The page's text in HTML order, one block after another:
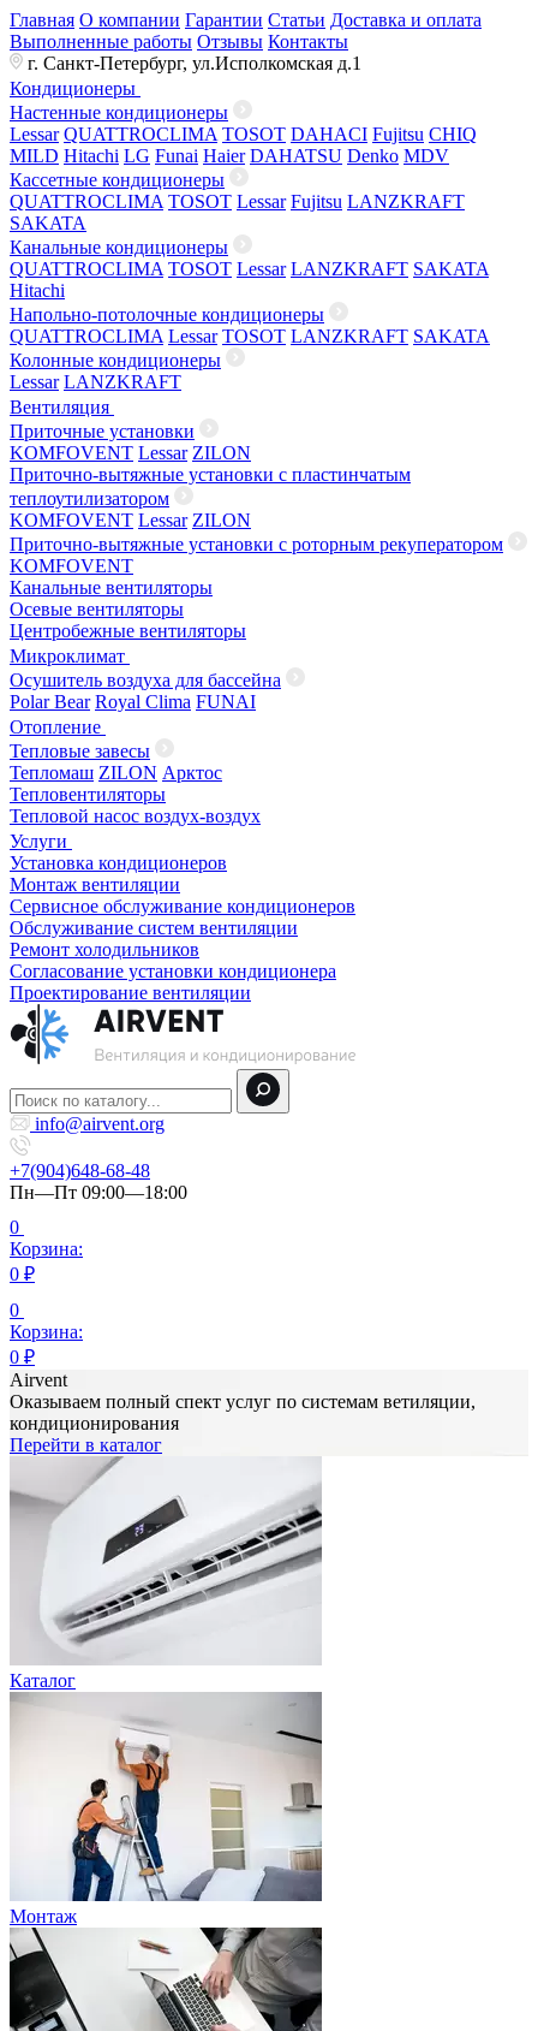
Главная О компании Гарантии Статьи Доставка и оплата
Выполненные работы Отзывы Контакты
г. Санкт-Петербург, ул.Исполкомская д.1
Кондиционеры
Настенные кондиционеры
Lessar QUATTROCLIMA TOSOT DAHACI Fujitsu CHIQ
MILD Hitachi LG Funai Haier DAHATSU Denko MDV
Кассетные кондиционеры
QUATTROCLIMA TOSOT Lessar Fujitsu LANZKRAFT
SAKATA
Канальные кондиционеры
QUATTROCLIMA TOSOT Lessar LANZKRAFT SAKATA
Hitachi
Напольно-потолочные кондиционеры
QUATTROCLIMA Lessar TOSOT LANZKRAFT SAKATA
Колонные кондиционеры
Lessar LANZKRAFT
Вентиляция
Приточные установки
KOMFOVENT Lessar ZILON
Приточно-вытяжные установки с пластинчатым
теплоутилизатором
KOMFOVENT Lessar ZILON
Приточно-вытяжные установки с роторным рекуператором
KOMFOVENT
Канальные вентиляторы
Осевые вентиляторы
Центробежные вентиляторы
Микроклимат
Осушитель воздуха для бассейна
Polar Bear Royal Clima FUNAI
Отопление
Тепловые завесы
Тепломаш ZILON Арктос
Тепловентиляторы
Тепловой насос воздух-воздух
Услуги
Установка кондиционеров
Монтаж вентиляции
Сервисное обслуживание кондиционеров
Обслуживание систем вентиляции
Ремонт холодильников
Согласование установки кондиционера
Проектирование вентиляции
info@airvent.org
+7(904)648-68-48
Пн—Пт 09:00—18:00
0
Корзина:
0 ₽
0
Корзина:
0 ₽
Airvent
Оказываем полный спект услуг по системам ветиляции,
кондиционирования
Перейти в каталог
Каталог
Монтаж